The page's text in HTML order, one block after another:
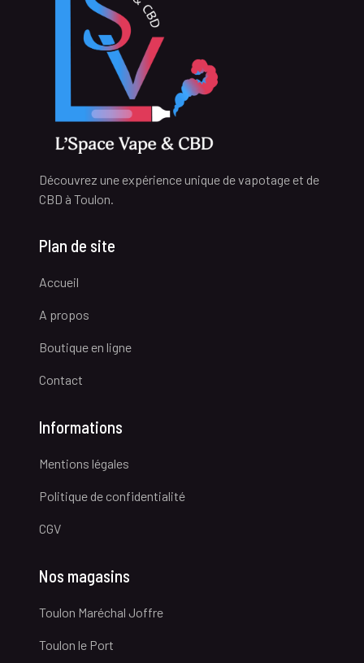
Découvrez une expérience unique de vapotage et de
CBD à Toulon.
Plan de site
Accueil
A propos
Boutique en ligne
Contact
Informations
Mentions légales
Politique de confidentialité
CGV
Nos magasins
Toulon Maréchal Joffre
Toulon le Port